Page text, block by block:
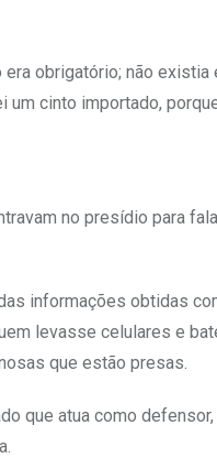
obrigatório; não
cinto importado,
no presídio para
informações obtidas
levasse celulares e
que estão presas.
que atua como